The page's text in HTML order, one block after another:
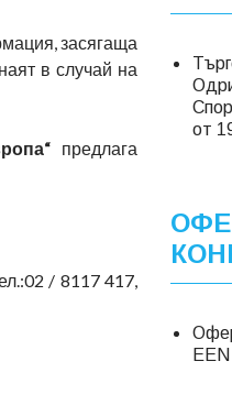
засягаща
в случай на
предлага
/ 8117 417,
от
EEN